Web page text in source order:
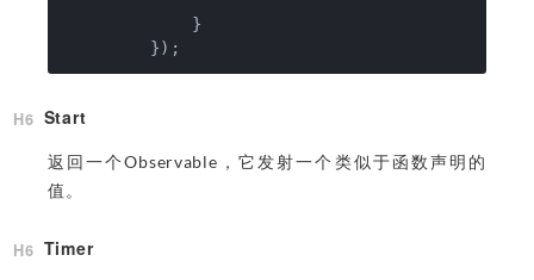
            }
Start
返回一个Observable，它发射一个类似于函数声明的
值。
Timer